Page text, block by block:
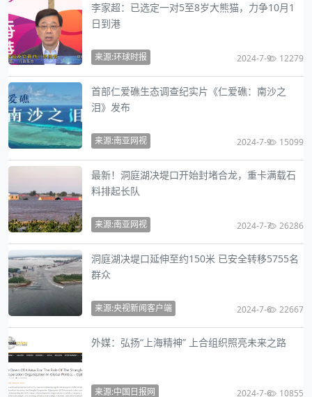
李家超：已选定一对5至8岁大熊猫，力争10月1
日到港
来源:环球时报 2024-7-9 12279
首部仁爱礁生态调查纪实片《仁爱礁：南沙之
泪》发布
来源:南亚网视 2024-7-9 15099
最新！洞庭湖决堤口开始封堵合龙，重卡满载石
料排起长队
来源:南亚网视 2024-7-7 26286
洞庭湖决堤口延伸至约150米 已安全转移5755名
群众
来源:央视新闻客户端 2024-7-6 22667
外媒：弘扬“上海精神” 上合组织照亮未来之路
来源:中国日报网 2024-7-6 10855